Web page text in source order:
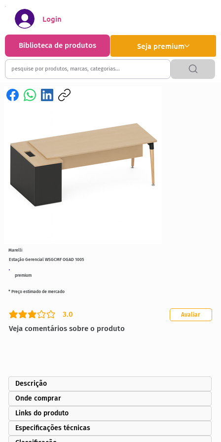
Seja premium
Biblioteca de produtos
Login
premium
Estação Gerencial WSGCMF OGAD 1005
3.0
classificação média é 3 de 5
Veja comentários sobre o produto
Avaliar
* Preço estimado de mercado
Marelli
Descrição
Onde comprar
Links do produto
Especificações técnicas